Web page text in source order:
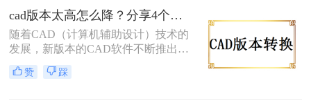
怎么转换低版本呢？本文将详细介绍
三种将CAD文件版本转换为低版本的
方法。
cad版本太高怎么降？分享4个实用方法！
随着CAD（计算机辅助设计）技术的
发展，新版本的CAD软件不断推出，
带来了更多的功能和优化。然而，这
也意味着高版本的CAD文件可能无法
赞 踩